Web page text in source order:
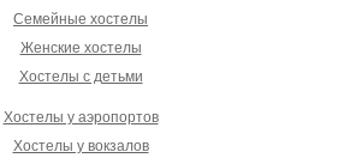
Семейные хостелы
Женские хостелы
Хостелы с детьми
Хостелы у аэропортов
Хостелы у вокзалов